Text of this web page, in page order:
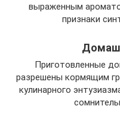
выраженным
признаки
Приготовленные
разрешены кормящим
кулинарного